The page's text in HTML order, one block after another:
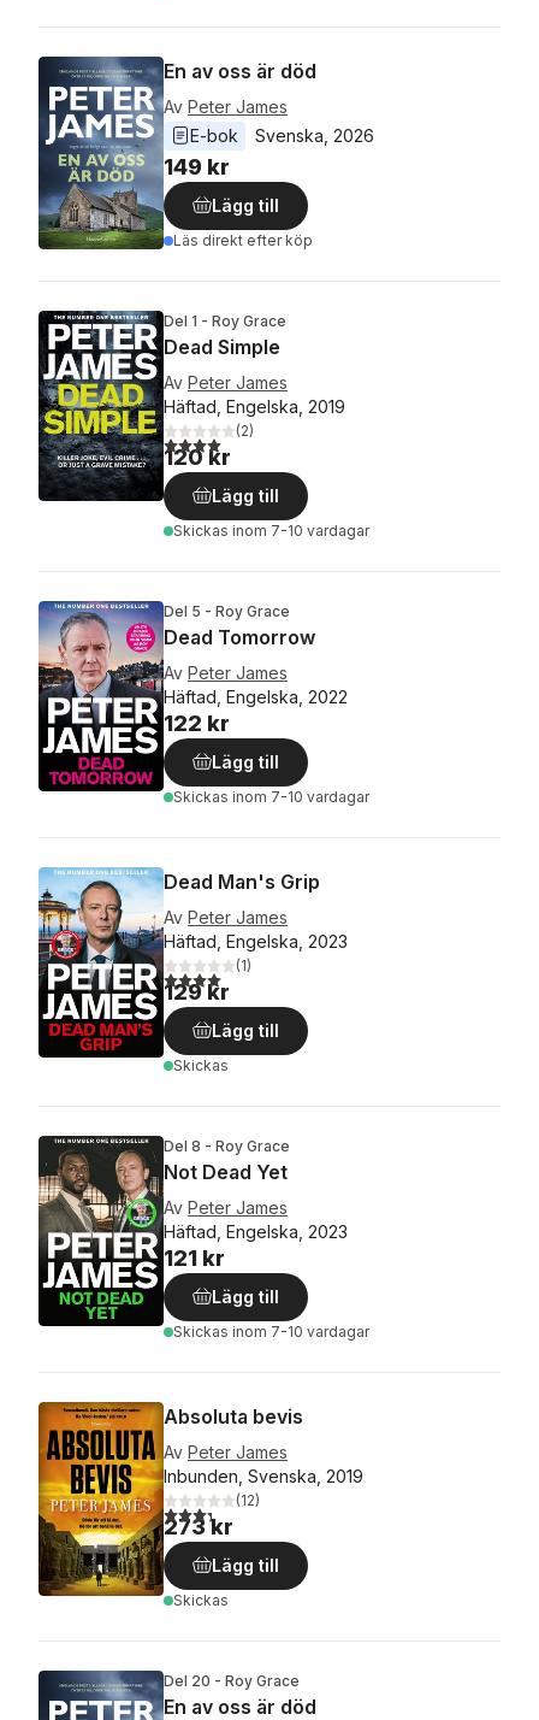
En av oss är död
Av Peter James
E-bok
Svenska 2026
149 kr
Lägg till
Läs direkt efter köp
Del 1 - Roy Grace
Dead Simple
Av Peter James
Häftad, Engelska, 2019
4,0utav 5 stjärnor. Totalt antal röster:
(2)
120 kr
Lägg till
Skickas inom 7-10 vardagar
Del 5 - Roy Grace
Dead Tomorrow
Av Peter James
Häftad, Engelska, 2022
122 kr
Lägg till
Skickas inom 7-10 vardagar
Dead Man's Grip
Av Peter James
Häftad, Engelska, 2023
4,0utav 5 stjärnor. Totalt antal röster:
(1)
129 kr
Lägg till
Skickas
Del 8 - Roy Grace
Not Dead Yet
Av Peter James
Häftad, Engelska, 2023
121 kr
Lägg till
Skickas inom 7-10 vardagar
Absoluta bevis
Av Peter James
Inbunden, Svenska, 2019
3,3utav 5 stjärnor. Totalt antal röster:
(12)
273 kr
Lägg till
Skickas
Del 20 - Roy Grace
En av oss är död